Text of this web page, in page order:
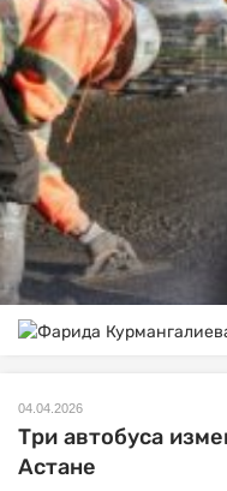
04.04.2026
Три автобуса
Астане